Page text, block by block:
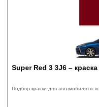
Super Red 3 3J6 –
Подбор краски для автомобиля по